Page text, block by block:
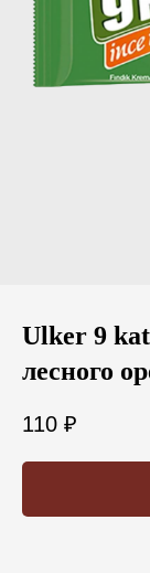
Ulker 9
лесного
110 ₽